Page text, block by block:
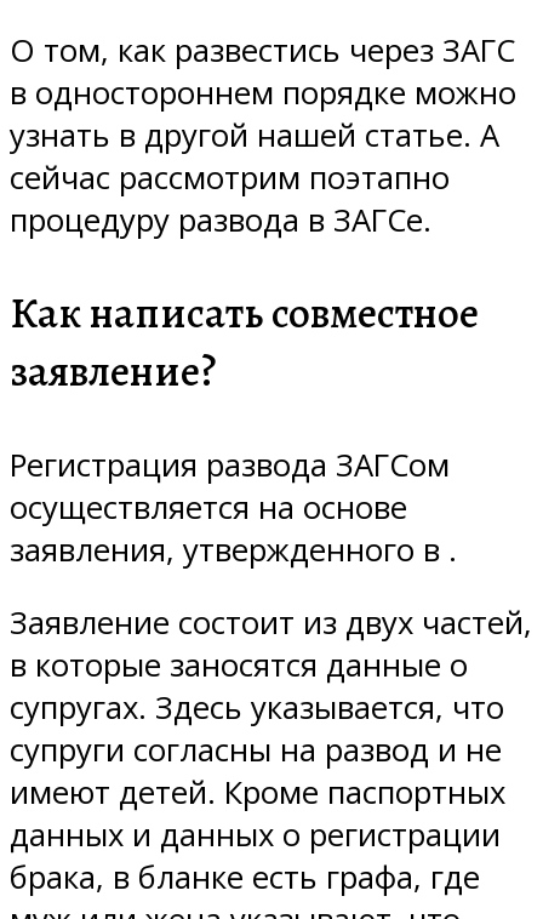
О том, как развестись через ЗАГС
в одностороннем порядке можно
узнать в другой нашей статье. А
сейчас рассмотрим поэтапно
процедуру развода в ЗАГСе.
Как написать совместное
заявление?
Регистрация развода ЗАГСом
осуществляется на основе
заявления, утвержденного в .
Заявление состоит из двух частей,
в которые заносятся данные о
супругах. Здесь указывается, что
супруги согласны на развод и не
имеют детей. Кроме паспортных
данных и данных о регистрации
брака, в бланке есть графа, где